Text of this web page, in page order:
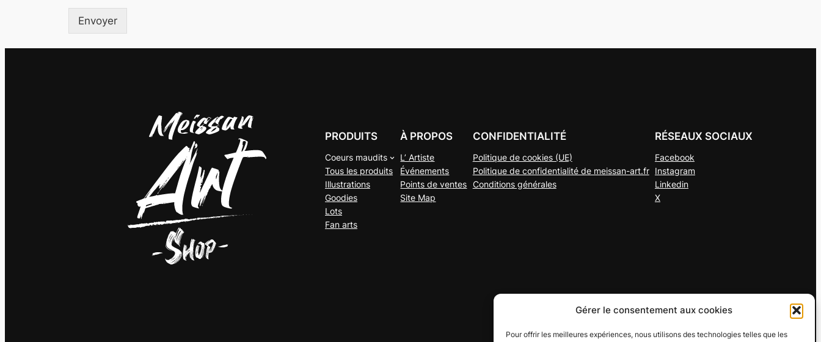
Gérer le consentement aux cookies
Pour offrir les meilleures expériences, nous utilisons des technologies telles que les
Envoyer
PRODUITS
Coeurs maudits
Tous les produits
Illustrations
Goodies
Lots
Fan arts
À PROPOS
L’ Artiste
Événements
Points de ventes
Site Map
CONFIDENTIALITÉ
Politique de cookies (UE)
Politique de confidentialité de meissan-art.fr
Conditions générales
RÉSEAUX SOCIAUX
Facebook
Instagram
Linkedin
X